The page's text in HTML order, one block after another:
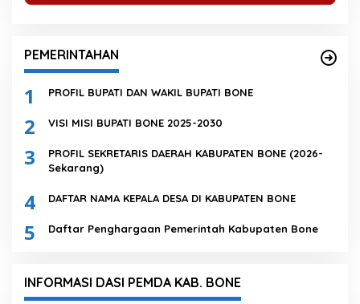
PEMERINTAHAN
1 PROFIL BUPATI DAN WAKIL BUPATI BONE
2 VISI MISI BUPATI BONE 2025-2030
3
PROFIL SEKRETARIS DAERAH KABUPATEN BONE (2026-
Sekarang)
4 DAFTAR NAMA KEPALA DESA DI KABUPATEN BONE
5 Daftar Penghargaan Pemerintah Kabupaten Bone
INFORMASI DASI PEMDA KAB. BONE